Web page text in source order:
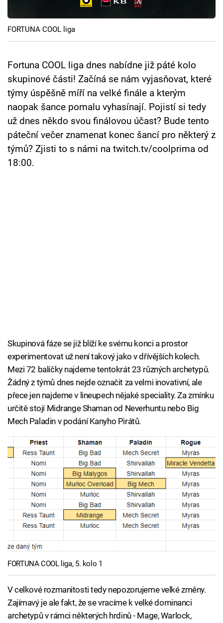
Pořady
TV Program
Sledujte prima+
Přihlášení
Sledujte nás
FORTUNA COOL liga
Fortuna COOL liga dnes nabídne již páté kolo
skupinové části! Začíná se nám vyjasňovat, které
týmy úspěšně míří na velké finále a kterým
naopak šance pomalu vyhasínají. Pojistí si tedy
už dnes někdo svou finálovou účast? Bude tento
páteční večer znamenat konec šancí pro některý z
týmů? Zjisti to s námi na twitch.tv/coolprima od
18:00.
Skupinová fáze se již blíží ke svému konci a prostor
experimentovat už není takový jako v dřívějších kolech.
Mezi 72 balíčky najdeme tentokrát 23 různých archetypů.
Žádný z týmů dnes nejde označit za velmi inovativní, ale
přece jen najdeme v lineupech nějaké speciality. Za zmínku
určitě stojí Midrange Shaman od Neverhuntu nebo Big
Mech Paladin v podání Kanyho Pirátů.
FORTUNA COOL liga, 5. kolo 1
V celkové rozmanitosti tedy nepozorujeme velké změny.
Zajímavý je ale fakt, že se vracíme k velké dominanci
archetypů v rámci některých hrdinů - Mage, Warlock,